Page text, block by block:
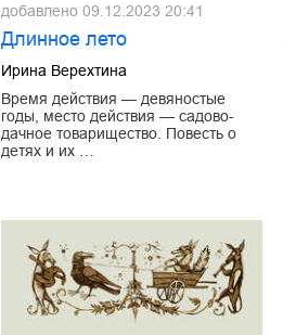
добавлено09.12.2023 20:41
Длинное лето
Ирина Верехтина
Время действия — девяностые
годы, место действия — садово-
дачное товарищество. Повесть о
детях и их …